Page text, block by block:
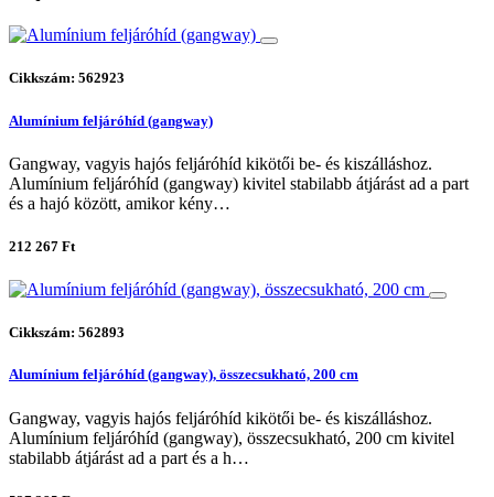
Cikkszám: 562923
Alumínium feljáróhíd (gangway)
Gangway, vagyis hajós feljáróhíd kikötői be- és kiszálláshoz.
Alumínium feljáróhíd (gangway) kivitel stabilabb átjárást ad a part
és a hajó között, amikor kény…
212 267 Ft
Cikkszám: 562893
Alumínium feljáróhíd (gangway), összecsukható, 200 cm
Gangway, vagyis hajós feljáróhíd kikötői be- és kiszálláshoz.
Alumínium feljáróhíd (gangway), összecsukható, 200 cm kivitel
stabilabb átjárást ad a part és a h…